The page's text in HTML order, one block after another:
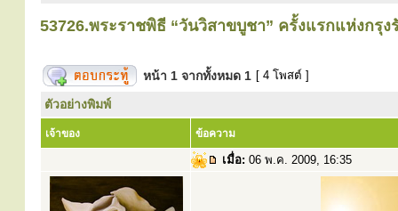
53726.พระราชพิธี “วันวิสาขบูชา” ครั้งแรกแห่งกรุ
หน้า 1 จากทั้งหมด 1 [ 4 โพสต์ ]
ตัวอย่างพิมพ์
เจ้าของ ข้อความ
เมื่อ: 06 พ.ค. 2009, 16:35